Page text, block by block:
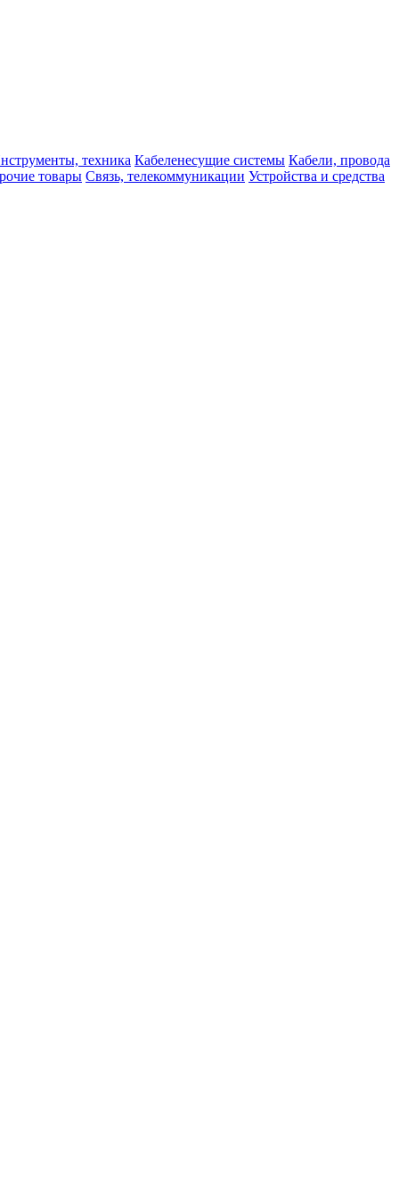
техника Кабеленесущие системы Кабели, провода
товары Связь, телекоммуникации Устройства и средства